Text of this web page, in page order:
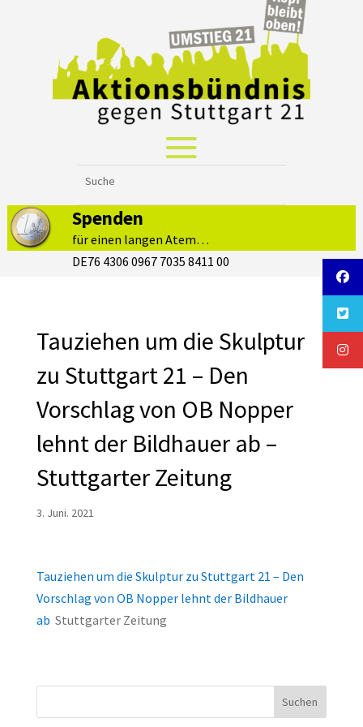
Spenden
für einen langen Atem…
DE76 4306 0967 7035 8411 00
Tauziehen um die Skulptur
zu Stuttgart 21 – Den
Vorschlag von OB Nopper
lehnt der Bildhauer ab –
Stuttgarter Zeitung
3. Juni. 2021
Tauziehen um die Skulptur zu Stuttgart 21 – Den
Vorschlag von OB Nopper lehnt der Bildhauer
ab Stuttgarter Zeitung
Suchen